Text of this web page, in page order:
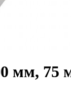
мм, 75